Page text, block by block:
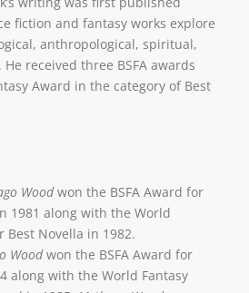
fiction and fantasy works explore
anthropological, spiritual,
received three BSFA awards
Award in the category of Best
Woodwon the BSFA Award for
1981 along with the World
Best Novella in 1982.
Woodwon the BSFA Award for
along with the World Fantasy